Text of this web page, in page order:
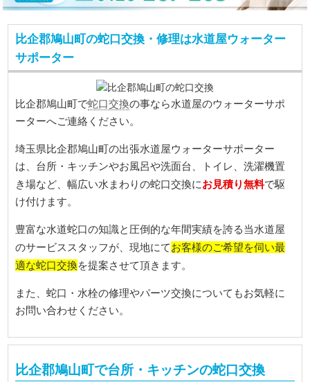
比企郡鳩山町の蛇口交換・修理は水道屋ウォーター
サポーター
比企郡鳩山町で蛇口交換の事なら水道屋のウォーターサポ
ーターへご連絡ください。
埼玉県比企郡鳩山町の出張水道屋ウォーターサポーター
は、台所・キッチンやお風呂や洗面台、トイレ、洗濯機置
き場など、幅広い水まわりの蛇口交換にお見積り無料で駆
け付けます。
豊富な水道蛇口の知識と圧倒的な年間実績を誇る当水道屋
のサービススタッフが、現地にてお客様のご希望を伺い最
適な蛇口交換を提案させて頂きます。
また、蛇口・水栓の修理やパーツ交換についてもお気軽に
お問い合わせください。
比企郡鳩山町で台所・キッチンの蛇口交換